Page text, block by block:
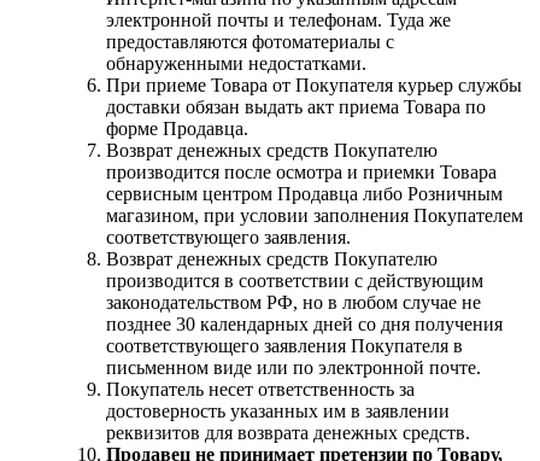
электронной почты и телефонам. Туда же
предоставляются фотоматериалы с
обнаруженными недостатками.
При приеме Товара от Покупателя курьер службы
доставки обязан выдать акт приема Товара по
форме Продавца.
Возврат денежных средств Покупателю
производится после осмотра и приемки Товара
сервисным центром Продавца либо Розничным
магазином, при условии заполнения Покупателем
соответствующего заявления.
Возврат денежных средств Покупателю
производится в соответствии с действующим
законодательством РФ, но в любом случае не
позднее 30 календарных дней со дня получения
соответствующего заявления Покупателя в
письменном виде или по электронной почте.
Покупатель несет ответственность за
достоверность указанных им в заявлении
реквизитов для возврата денежных средств.
Продавец не принимает претензии по Товару,